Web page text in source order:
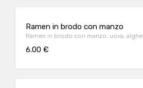
Ramen in brodo con manzo
Ramen in brodo con manzo, uova, alghe
6.00 €